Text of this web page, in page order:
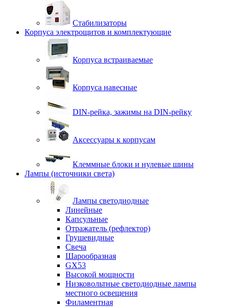
Стабилизаторы
Корпуса электрощитов и комплектующие
Корпуса встраиваемые
Корпуса навесные
DIN-рейка, зажимы на DIN-рейку
Аксессуары к корпусам
Клеммные блоки и нулевые шины
Лампы (источники света)
Лампы светодиодные
Линейные
Капсульные
Отражатель (рефлектор)
Грушевидные
Свеча
Шарообразная
GX53
Высокой мощности
Низковольтные светодиодные лампы
местного освещения
Филаментная